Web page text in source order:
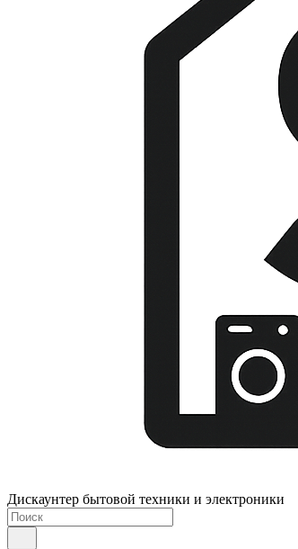
Дискаунтер бытовой техники и электроники